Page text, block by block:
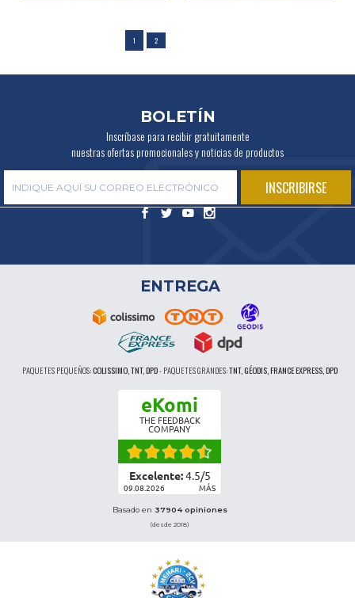
1 2
BOLETÍN
Inscríbase para recibir gratuitamente
nuestras ofertas promocionales y noticias de productos
ENTREGA
PAQUETES PEQUEÑOS:COLISSIMO, TNT, DPD-PAQUETES GRANDES:TNT, GÉODIS, FRANCE EXPRESS, DPD
eKomi
THE FEEDBACK
COMPANY
Excelente:4.5/5
09.08.2026 MÁS
Basado en 37904 opiniones
(desde 2018)